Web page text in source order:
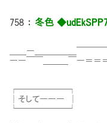
758 ： 冬色
＿＿―＿＿＿＿＿￣
――￣￣＿＿＿￣―
┌──────┐
│そして――― │
└──────┘